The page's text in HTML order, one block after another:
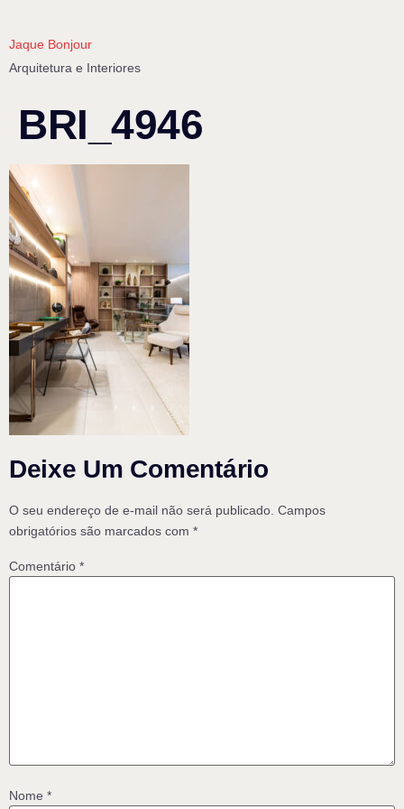
Jaque Bonjour
Arquitetura e Interiores
BRI_4946
Deixe Um Comentário
O seu endereço de e-mail não será publicado. Campos
obrigatórios são marcados com *
Comentário *
Nome *